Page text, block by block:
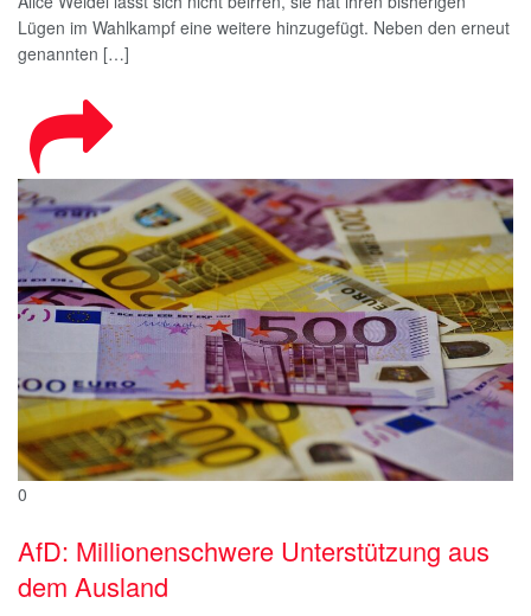
Lügen im Wahlkampf eine weitere hinzugefügt. Neben den erneut
genannten […]
0
AfD: Millionenschwere Unterstützung aus
dem Ausland